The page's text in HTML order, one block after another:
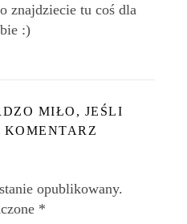
znajdziecie tu coś dla
:)
MIŁO, JEŚLI
KOMENTARZ
opublikowany.
*